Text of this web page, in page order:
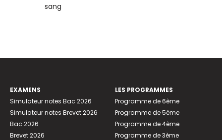
sang
EXAMENS
Simulateur notes Bac 2026
Simulateur notes Brevet 2026
Bac 2026
Brevet 2026
LES PROGRAMMES
Programme de 6ème
Programme de 5ème
Programme de 4ème
Programme de 3ème